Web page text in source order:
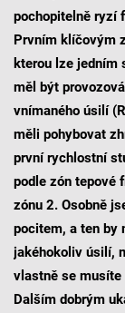
pochopitelně ryzí
Prvním klíčovým
kterou lze jedním
měl být
vnímaného úsilí
měli pohybovat
první rychlostní
podle zón tepové
zónu 2. Osobně
pocitem, a ten by
jakéhokoliv úsilí,
vlastně se
Dalším dobrým